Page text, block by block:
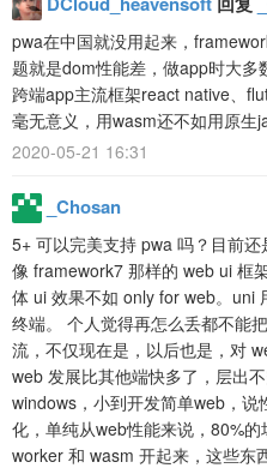
pwa在中国就没用起来，
题就是dom性能差，做app时大多
跨端app主流框架react native、
毫无意义，用wasm还不如用原生
2020-05-21 16:31
_Chosan
5+ 可以完美支持 pwa 吗？目前
像 framework7 那样的 web ui 框
体 ui 效果不如 only for web。uni
终端。 个人觉得再怎么丢都不能
流，不仅现在是，以后也是，对
web 发展比其他端快多了，层出
windows，小到开发简单web，
化，单纯从web性能来说，80%的
worker 和 wasm 开起来，这些东